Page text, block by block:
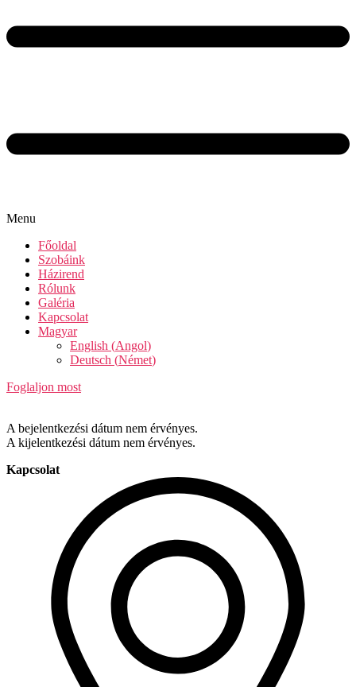
Menu
Főoldal
Szobáink
Házirend
Rólunk
Galéria
Kapcsolat
Magyar
English (Angol)
Deutsch (Német)
Foglaljon most
A bejelentkezési dátum nem érvényes.
A kijelentkezési dátum nem érvényes.
Kapcsolat